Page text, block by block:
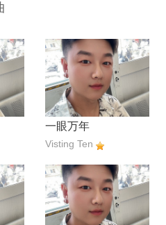
一眼万年
Visting Ten